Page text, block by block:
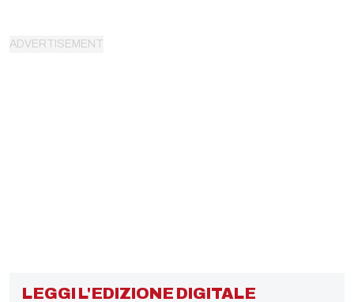
LEGGI L'EDIZIONE DIGITALE